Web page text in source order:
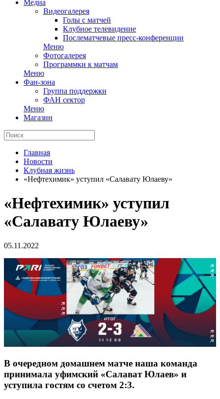
Медиа
Видеогалерея
Голы с матчей
Клубное телевидение
Послематчевые пресс-конференции
Меню
Фотогалерея
Программки к матчам
Меню
Фан-зона
Группа поддержки
ФАН сектор
Меню
Магазин
Главная
Новости
Клубная жизнь
«Нефтехимик» уступил «Салавату Юлаеву»
«Нефтехимик» уступил
«Салавату Юлаеву»
05.11.2022
В очередном домашнем матче наша команда
принимала уфимский «Салават Юлаев» и
уступила гостям со счетом 2:3.